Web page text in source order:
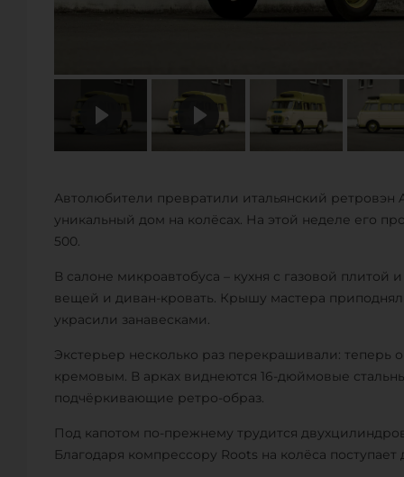
Автолюбители превратили итальянский ретровэн
уникальный дом на колёсах. На этой неделе его
500.
В салоне микроавтобуса – кухня с газовой
вещей и диван-кровать. Крышу мастера
украсили занавесками.
Экстерьер несколько раз перекрашивали: теперь
кремовым. В арках виднеются 16-дюймовые
подчёркивающие ретро-образ.
Под капотом по-прежнему трудится
Благодаря компрессору Roots на колёса